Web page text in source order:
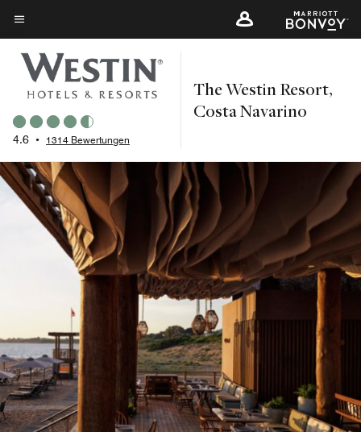
Skip
to
main
content
Menütext
4.6 • 1314 Bewertungen
The Westin Resort,
Costa Navarino